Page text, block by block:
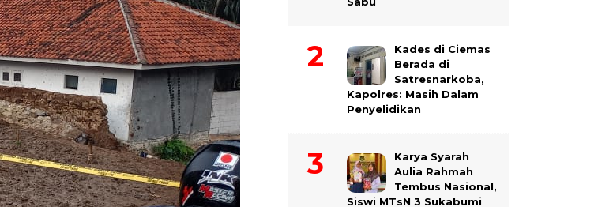
Kades di Ciemas
Berada di
Satresnarkoba,
Kapolres: Masih Dalam
Penyelidikan
Karya Syarah
Aulia Rahmah
Tembus Nasional,
Siswi MTsN 3 Sukabumi